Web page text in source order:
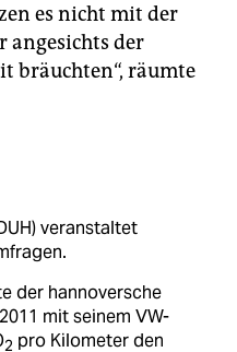
es nicht mit der
angesichts der
bräuchten“, räumte
veranstaltet
der hannoversche
mit seinem VW-
2 pro Kilometer den